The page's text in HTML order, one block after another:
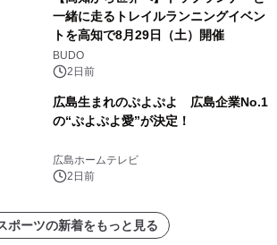
一緒に走るトレイルランニングイベン
トを高知で8月29日（土）開催
BUDO
2日前
広島生まれのぷよぷよ 広島企業No.1
の“ぷよぷよ愛”が決定！
広島ホームテレビ
2日前
ポーツの新着をもっと見る